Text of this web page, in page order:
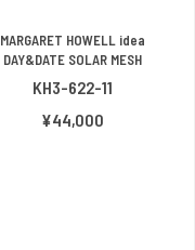
MARGARET HOWELL idea
DAY&DATE SOLAR MESH
KH3-622-11
¥44,000